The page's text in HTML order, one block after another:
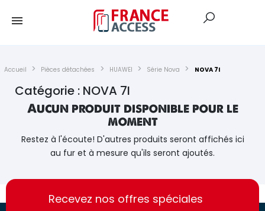
Accueil Pièces détachées HUAWEI Série Nova NOVA 7I
Catégorie : NOVA 7I
Aucun produit disponible pour le
moment
Restez à l'écoute! D'autres produits seront affichés ici
au fur et à mesure qu'ils seront ajoutés.
https://france-
access.fr
https://france-
access.fr
Recevez nos offres spéciales